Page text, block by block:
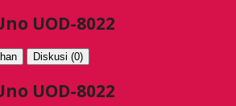
UOD-8022
Diskusi (0)
UOD-8022